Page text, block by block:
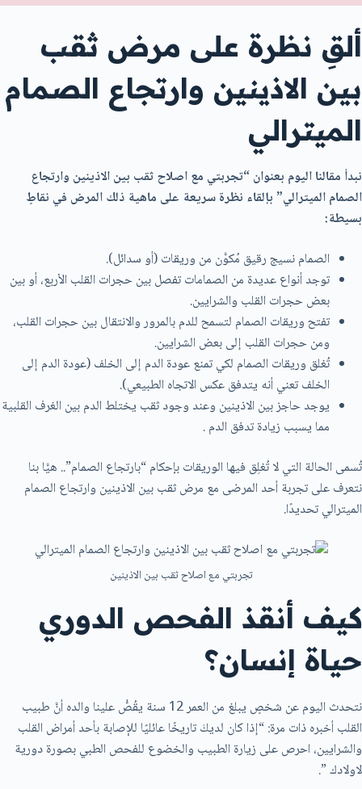
ألقِ نظرة على مرض ثقب
بين الاذينين وارتجاع الصمام
الميترالي
نبدأ مقالنا اليوم بعنوان “تجربتي مع اصلاح ثقب بين الاذينين وارتجاع
الصمام الميترالي” بإلقاء نظرة سريعة على ماهية ذلك المرض في نقاطٍ
بسيطة:
الصمام نسيج رقيق مُكوَّن من وريقات (أو سدائل).
توجد أنواع عديدة من الصمامات تفصل بين حجرات القلب الأربع، أو بين
بعض حجرات القلب والشرايين.
تفتح وريقات الصمام لتسمح للدم بالمرور والانتقال بين حجرات القلب،
ومن حجرات القلب إلى بعض الشرايين.
تُغلق وريقات الصمام لكي تمنع عودة الدم إلى الخلف (عودة الدم إلى
الخلف تعني أنه يتدفق عكس الاتجاه الطبيعي).
يوجد حاجز بين الاذينين وعند وجود ثقب يختلط الدم بين الغرف القلبية
مما يسبب زيادة تدفق الدم .
تُسمى الحالة التي لا تُغلِق فيها الوريقات بإحكام “بارتجاع الصمام”.. هيَّا بنا
نتعرف على تجربة أحد المرضى مع مرض ثقب بين الاذينين وارتجاع الصمام
الميترالي تحديدًا.
تجربتي مع اصلاح ثقب بين الاذينين
كيف أنقذ الفحص الدوري
حياة إنسان؟
نتحدث اليوم عن شخصٍ يبلغ من العمر 12 سنة يقُصُّ علينا والده أنَّ طبيب
القلب أخبره ذات مرة: “إذا كان لديكَ تاريخًا عائليًا للإصابة بأحد أمراض القلب
والشرايين، احرص على زيارة الطبيب والخضوع للفحص الطبي بصورة دورية
لاولادك ”.